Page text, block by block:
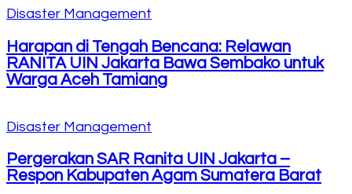
Disaster Management
Harapan di Tengah Bencana: Relawan
RANITA UIN Jakarta Bawa Sembako untuk
Warga Aceh Tamiang
Disaster Management
Pergerakan SAR Ranita UIN Jakarta –
Respon Kabupaten Agam Sumatera Barat